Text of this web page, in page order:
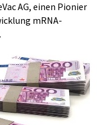
AG, einen Pionier
mRNA-